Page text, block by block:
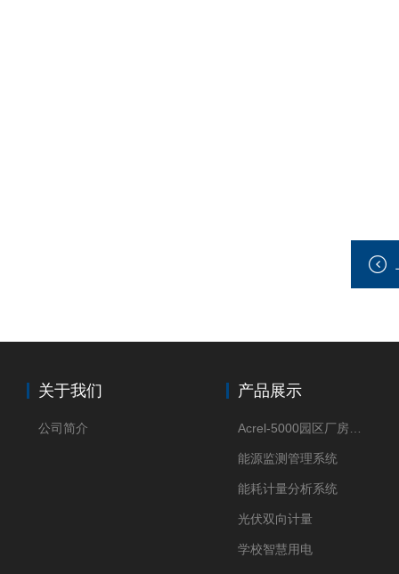
关于我们
公司简介
产品展示
能源监测管理系统
能耗计量分析系统
光伏双向计量
学校智慧用电